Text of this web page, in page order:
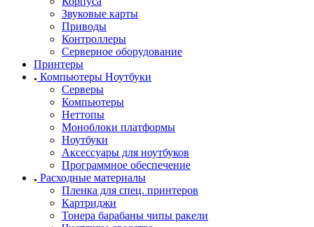
Звуковые карты
Приводы
Контроллеры
Cерверное оборудование
Принтеры
Компьютеры Ноутбуки
Серверы
Компьютеры
Неттопы
Моноблоки платформы
Ноутбуки
Аксессуары для ноутбуков
Программное обеспечение
Расходные материалы
Пленка для спец. принтеров
Картриджи
Тонера барабаны чипы ракели